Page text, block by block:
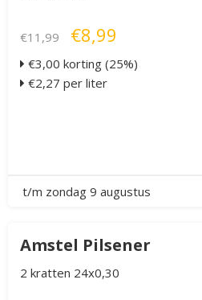
€11,99 €8,99
€3,00 korting (25%)
€2,27 per liter
t/m zondag 9 augustus
Amstel Pilsener
2 kratten 24x0,30